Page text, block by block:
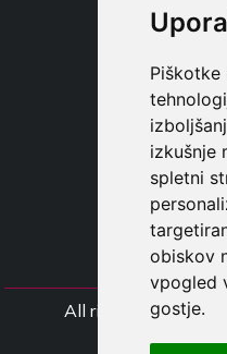
Piškotke
izkušnje
spletni
obiskov
vpogled
gostje.
TAYLOR
All rights Styliafoe